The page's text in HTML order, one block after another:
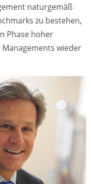
naturgemäß
zu bestehen,
Phase hoher
wieder